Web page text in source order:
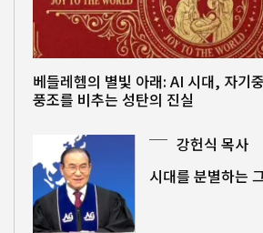
베들레헴의 별빛 아래: AI 시대, 자기
풍조를 비추는 성탄의 진실
강헌식 목사
시대를 분별하는